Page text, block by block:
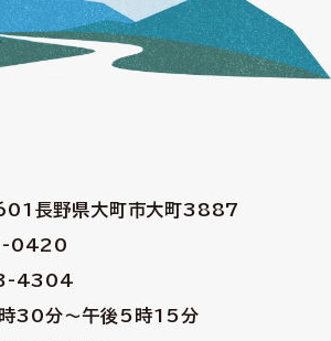
長野県大町市大町3887
0420
4304
時30分〜午後5時15分